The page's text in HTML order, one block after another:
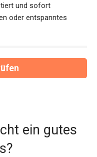
und sofort
oder entspanntes
ein gutes